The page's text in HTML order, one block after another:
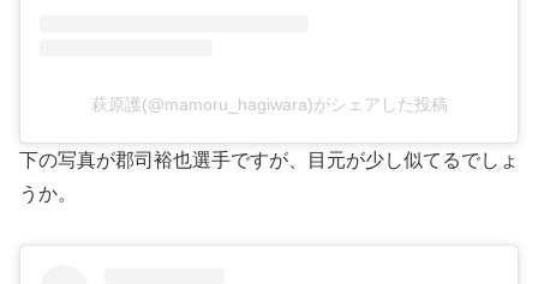
萩原護(@mamoru_hagiwara)がシェアした投稿
下の写真が郡司裕也選手ですが、目元が少し似てるでしょ
うか。